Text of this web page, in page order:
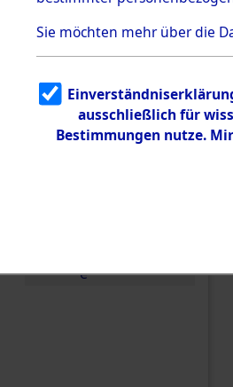
Todesmärsch
en
5.3.2
g
5.3.3
Todesmärsch
e
Sie möchten mehr über die
ausschließlich für
Bestimmungen nutze.